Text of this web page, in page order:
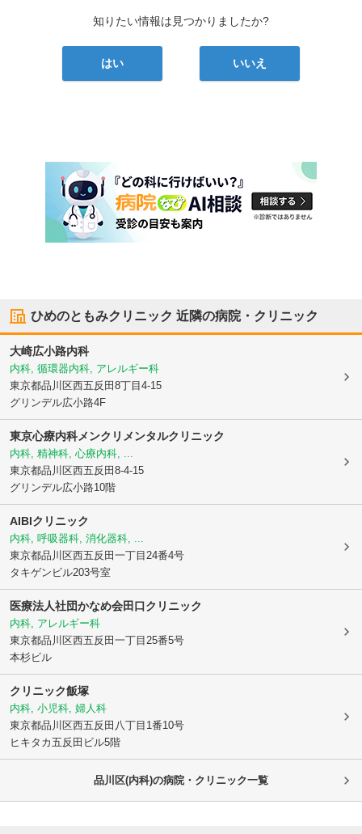
知りたい情報は見つかりましたか?
はい いいえ
ひめのともみクリニック 近隣の病院・クリニック
大崎広小路内科
内科, 循環器内科, アレルギー科
東京都品川区西五反田8丁目4-15
グリンデル広小路4F
東京心療内科メンクリメンタルクリニック
内科, 精神科, 心療内科, ...
東京都品川区西五反田8-4-15
グリンデル広小路10階
AIBIクリニック
内科, 呼吸器科, 消化器科, ...
東京都品川区西五反田一丁目24番4号
タキゲンビル203号室
医療法人社団かなめ会田口クリニック
内科, アレルギー科
東京都品川区西五反田一丁目25番5号
本杉ビル
クリニック飯塚
内科, 小児科, 婦人科
東京都品川区西五反田八丁目1番10号
ヒキタカ五反田ビル5階
品川区(内科)の病院・クリニック一覧